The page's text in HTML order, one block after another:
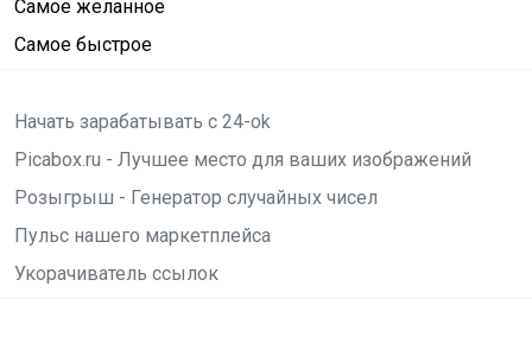
Самое желанное
Самое быстрое
Начать зарабатывать с 24-ok
Picabox.ru - Лучшее место для ваших изображений
Розыгрыш - Генератор случайных чисел
Пульс нашего маркетплейса
Укорачиватель ссылок